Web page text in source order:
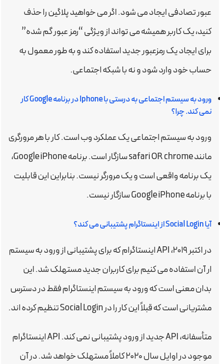
عبور تصادفی ایجاد می شود. اگر می خواهید پلاگین را حذف
کنید، یک کاربر همیشه می تواند از ویژگی “رمز عبور گم شده”
برای ایجاد یک رمزعبور جدید استفاده کند و به طور معمول به
حساب خود وارد شود و نه با شبکه اجتماعی.
ورود به سیستم اجتماعی به درستی با Iphone در برنامه Google کار
نمی کند. چرا؟
ورود به سیستم اجتماعی یک عملکرد وب است. کار با هر مرورگری
مانند safari OR chrome سازگار است. برنامه Google iPhone،
یک برنامه واقعی است و یک مرورگر نیست. بنابراین این قابلیت
با برنامه Google iPhone سازگار نیست.
آیا Social Login از اینستاگرام پشتیبانی می کند؟
در اکتبر ۲۰۱۹، API اینستاگرام که برای پشتیبانی از ورود به سیستم
ار آن استفاده می کنیم برای کاربران جدید مستهلک شد. این
بدان معنی است که ورود به سیستم اینستاگرام فقط در دسترس
مشتریانی است که قبلاً این کار را در Social Login تنظیم کرده اند.
متأسفانه، API جدید از ورود پشتیبانی نمی کند. API اینستاگرام
موجود در اوایل سال ۲۰۲۰ کاملاً مستهلک خواهد شد. در آن